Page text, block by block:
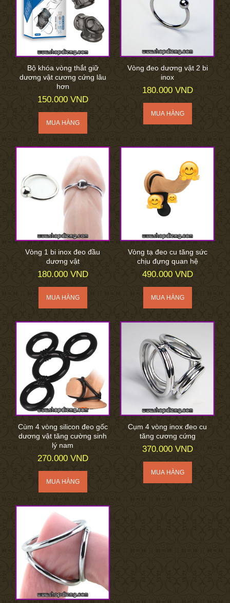
Bộ khóa vòng thắt giữ
dương vật cương cứng lâu
hơn
150.000 VND
Vòng đeo dương vật 2 bi
inox
180.000 VND
Vòng 1 bi inox đeo đầu
dương vật
180.000 VND
Vòng tạ đeo cu tăng sức
chịu đựng quan hệ
490.000 VND
Cùm 4 vòng silicon đeo gốc
dương vật tăng cường sinh
lý nam
270.000 VND
Cụm 4 vòng inox đeo cu
tăng cương cứng
370.000 VND